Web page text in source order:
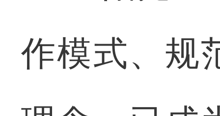
作模式、规